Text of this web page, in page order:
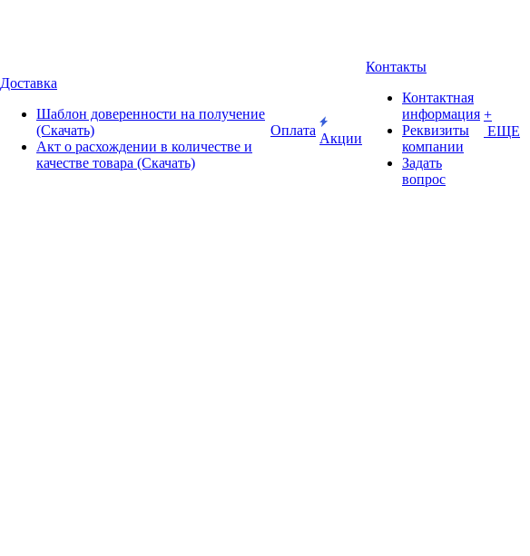
Доставка
Шаблон доверенности на получение
(Скачать)
Акт о расхождении в количестве и
качестве товара (Скачать)
Оплата
Акции
Контакты
Контактная
информация
Реквизиты
компании
Задать
вопрос
+
ЕЩЕ